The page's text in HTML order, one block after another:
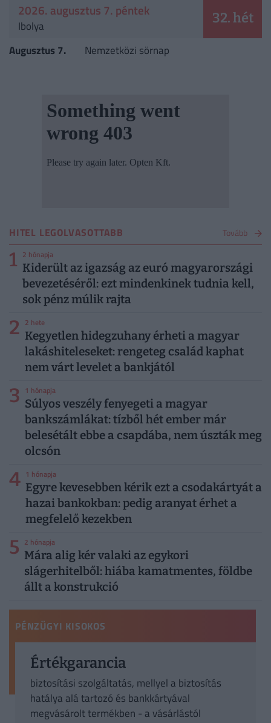
2026. augusztus 7. péntek
Ibolya 32. hét
Augusztus 7. Nemzetközi sörnap
HITEL LEGOLVASOTTABB Tovább
1 2 hónapja
Kiderült az igazság az euró magyarországi
bevezetéséről: ezt mindenkinek tudnia kell,
sok pénz múlik rajta
2 2 hete
Kegyetlen hidegzuhany érheti a magyar
lakáshiteleseket: rengeteg család kaphat
nem várt levelet a bankjától
3 1 hónapja
Súlyos veszély fenyegeti a magyar
bankszámlákat: tízből hét ember már
belesétált ebbe a csapdába, nem úszták meg
olcsón
4 1 hónapja
Egyre kevesebben kérik ezt a csodakártyát a
hazai bankokban: pedig aranyat érhet a
megfelelő kezekben
5 2 hónapja
Mára alig kér valaki az egykori
slágerhitelből: hiába kamatmentes, földbe
állt a konstrukció
PÉNZÜGYI KISOKOS
Értékgarancia
biztosítási szolgáltatás, mellyel a biztosítás
hatálya alá tartozó és bankkártyával
megvásárolt termékben - a vásárlástól